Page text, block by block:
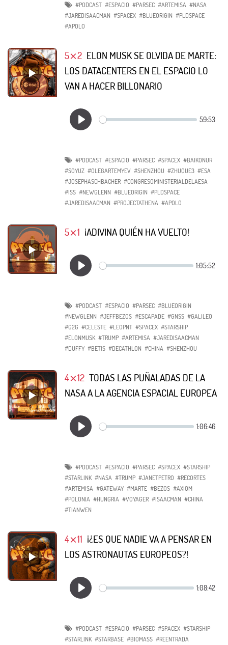
#PODCAST #ESPACIO #PARSEC #ARTEMISA #NASA
#JAREDISAACMAN #SPACEX #BLUEORIGIN #PLDSPACE
#APOLO
5⨯2 ELON MUSK SE OLVIDA DE MARTE:
LOS DATACENTERS EN EL ESPACIO LO
VAN A HACER BILLONARIO
#PODCAST #ESPACIO #PARSEC #SPACEX #BAIKONUR
#SOYUZ #OLEGARTEMYEV #SHENZHOU #ZHUQUE3 #ESA
#JOSEPHASCHBACHER #CONGRESOMINISTERIALDELAESA
#ISS #NEWGLENN #BLUEORIGIN #PLDSPACE
#JAREDISAACMAN #PROJECTATHENA #APOLO
5⨯1 ¡ADIVINA QUIÉN HA VUELTO!
#PODCAST #ESPACIO #PARSEC #BLUEORIGIN
#NEWGLENN #JEFFBEZOS #ESCAPADE #GNSS #GALILEO
#G2G #CELESTE #LEOPNT #SPACEX #STARSHIP
#ELONMUSK #TRUMP #ARTEMISA #JAREDISAACMAN
#DUFFY #BETIS #DECATHLON #CHINA #SHENZHOU
4⨯12 TODAS LAS PUÑALADAS DE LA
NASA A LA AGENCIA ESPACIAL EUROPEA
#PODCAST #ESPACIO #PARSEC #SPACEX #STARSHIP
#STARLINK #NASA #TRUMP #JANETPETRO #RECORTES
#ARTEMISA #GATEWAY #MARTE #BEZOS #AXIOM
#POLONIA #HUNGRIA #VOYAGER #ISAACMAN #CHINA
#TIANWEN
4⨯11 ¡¿ES QUE NADIE VA A PENSAR EN
LOS ASTRONAUTAS EUROPEOS?!
#PODCAST #ESPACIO #PARSEC #SPACEX #STARSHIP
#STARLINK #STARBASE #BIOMASS #REENTRADA